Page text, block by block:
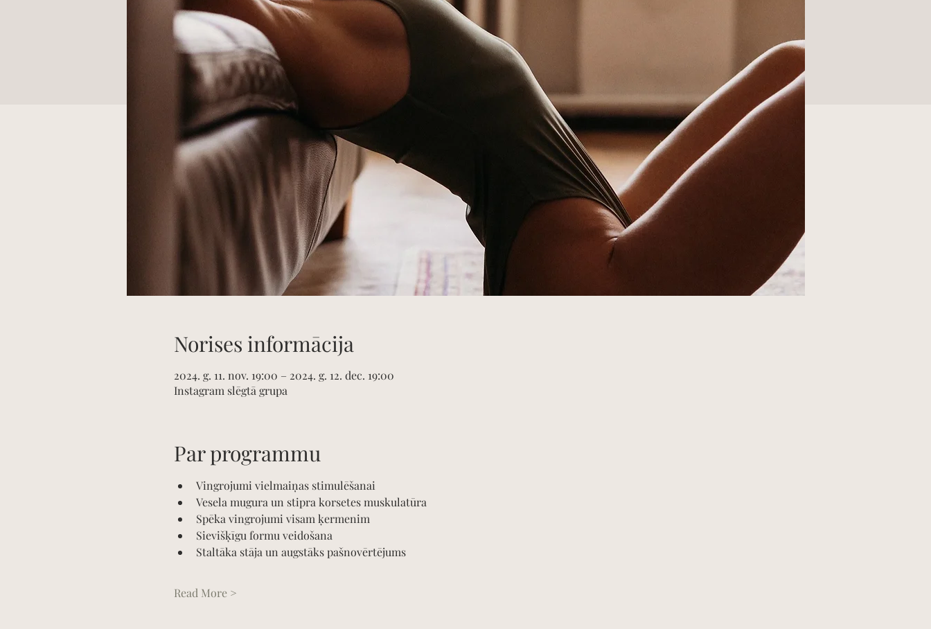
Norises informācija
2024. g. 11. nov. 19:00 – 2024. g. 12. dec. 19:00
Instagram slēgtā grupa
Par programmu
Vingrojumi vielmaiņas stimulēšanai
Vesela mugura un stipra korsetes muskulatūra
Spēka vingrojumi visam ķermenim
Sievišķīgu formu veidošana
Staltāka stāja un augstāks pašnovērtējums
Read More >